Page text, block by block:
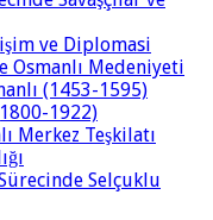
ve Diplomasi
Osmanlı Medeniyeti
(1453-1595)
1922)
Merkez Teşkilatı
Selçuklu